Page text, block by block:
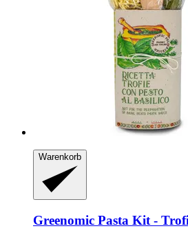
Warenkorb
Greenomic Pasta Kit -​